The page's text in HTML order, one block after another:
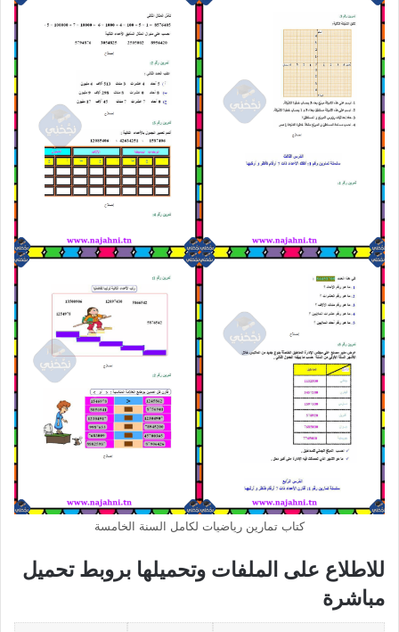
كتاب تمارين رياضيات لكامل السنة الخامسة
للاطلاع على الملفات وتحميلها بروبط تحميل
مباشرة